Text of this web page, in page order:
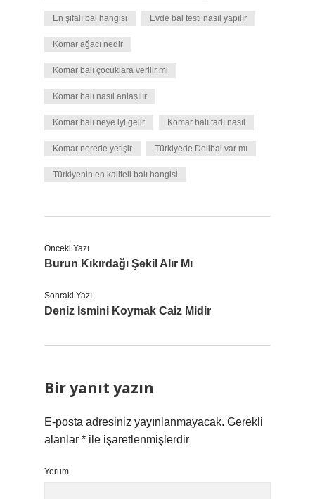
En şifalı bal hangisi Evde bal testi nasıl yapılır
Komar ağacı nedir
Komar balı çocuklara verilir mi
Komar balı nasıl anlaşılır
Komar balı neye iyi gelir Komar balı tadı nasıl
Komar nerede yetişir Türkiyede Delibal var mı
Türkiyenin en kaliteli balı hangisi
Önceki Yazı
Burun Kıkırdağı Şekil Alır Mı
Sonraki Yazı
Deniz Ismini Koymak Caiz Midir
Bir yanıt yazın
E-posta adresiniz yayınlanmayacak. Gerekli
alanlar * ile işaretlenmişlerdir
Yorum